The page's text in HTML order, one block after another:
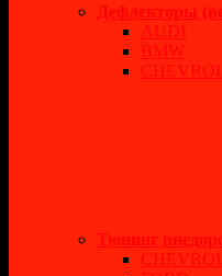
Дефлекторы
AUDI
BMW
Тюнинг